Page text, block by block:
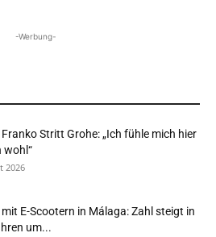
-Werbung-
Stritt Grohe: „Ich fühle mich hier
wohl“
2026
E-Scootern in Málaga: Zahl steigt in
um...